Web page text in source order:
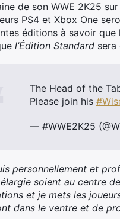
de son WWE 2K25
PS4 et Xbox One
éditions à savoir que
l’Édition Standard sera
The Head of the
Please join his
— #WWE2K25
personnellement et
élargie soient au centre
et je mets les
dans le ventre et de